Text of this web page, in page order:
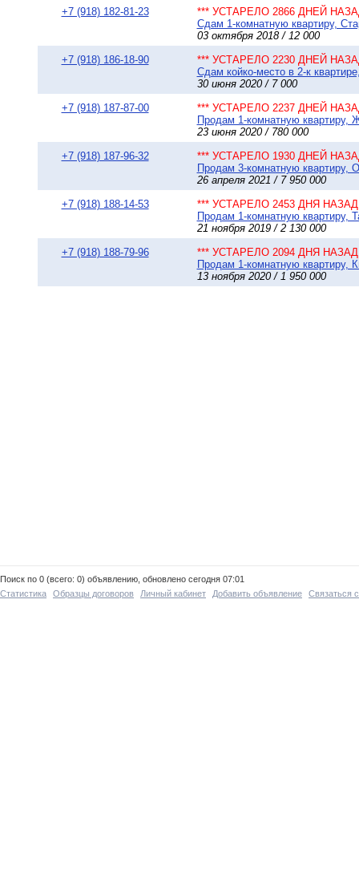
+7 (918) 182-81-23
*** УСТАРЕЛО 2866 ДНЕЙ
Сдам 1-комнатную квартиру,
03 октября 2018 / 12 000
+7 (918) 186-18-90
*** УСТАРЕЛО 2230 ДНЕЙ
Сдам койко-место в 2-к
30 июня 2020 / 7 000
+7 (918) 187-87-00
*** УСТАРЕЛО 2237 ДНЕЙ
Продам 1-комнатную квартиру,
23 июня 2020 / 780 000
+7 (918) 187-96-32
*** УСТАРЕЛО 1930 ДНЕЙ
Продам 3-комнатную квартиру,
26 апреля 2021 / 7 950 000
+7 (918) 188-14-53
*** УСТАРЕЛО 2453 ДНЯ НАЗАД
Продам 1-комнатную квартиру,
21 ноября 2019 / 2 130 000
+7 (918) 188-79-96
*** УСТАРЕЛО 2094 ДНЯ НАЗАД
Продам 1-комнатную квартиру,
13 ноября 2020 / 1 950 000
Поиск по 0 (всего: 0) объявлению, обновлено сегодня 07:01
Статистика
Образцы договоров Личный кабинет Добавить объявление Связаться